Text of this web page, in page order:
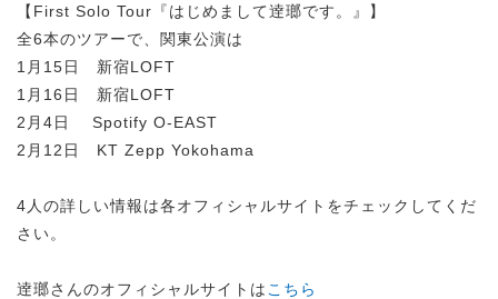
【First Solo Tour『はじめまして逹瑯です。』】
全6本のツアーで、関東公演は
1月15日 新宿LOFT
1月16日 新宿LOFT
2月4日 Spotify O-EAST
2月12日 KT Zepp Yokohama
4人の詳しい情報は各オフィシャルサイトをチェックしてくだ
さい。
逹瑯さんのオフィシャルサイトは こちら